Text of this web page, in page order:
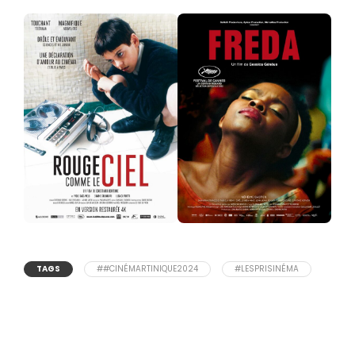
TAGS ##CINÉMARTINIQUE2024 #LESPRISINÉMA